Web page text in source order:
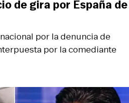
por la denuncia de
por la comediante
de gira por España de